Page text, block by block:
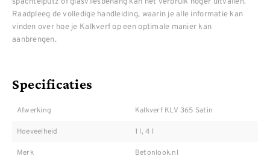
Raadpleeg de volledige handleiding, waarin je alle informatie kan
vinden over hoe je Kalkverf op een optimale manier kan
aanbrengen.
Specificaties
Afwerking Kalkverf KLV 365 Satin
Hoeveelheid 1 l, 4 l
Merk Betonlook.nl